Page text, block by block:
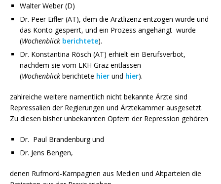
Walter Weber (D)
Dr. Peer Eifler (AT), dem die Arztlizenz entzogen wurde und
das Konto gesperrt, und ein Prozess angehängt wurde
(Wochenblick berichtete).
Dr. Konstantina Rösch (AT) erhielt ein Berufsverbot,
nachdem sie vom LKH Graz entlassen
(Wochenblick berichtete hier und hier).
zahlreiche weitere namentlich nicht bekannte Ärzte sind
Repressalien der Regierungen und Ärztekammer ausgesetzt.
Zu diesen bisher unbekannten Opfern der Repression gehören
Dr. Paul Brandenburg und
Dr. Jens Bengen,
denen Rufmord-Kampagnen aus Medien und Altparteien die